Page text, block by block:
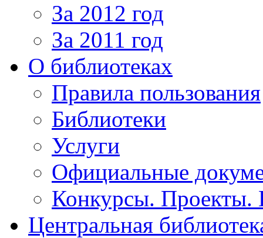
За 2012 год
За 2011 год
О библиотеках
Правила пользования
Библиотеки
Услуги
Официальные
Конкурсы.
Центральная